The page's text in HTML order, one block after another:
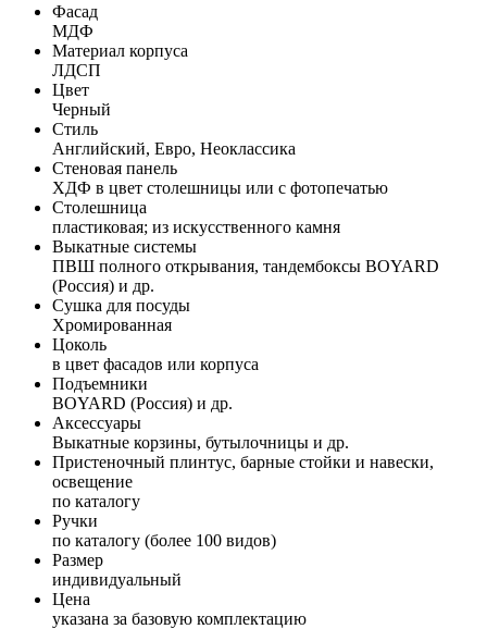
Фасад
МДФ
Материал корпуса
ЛДСП
Цвет
Черный
Стиль
Английский, Евро, Неоклассика
Стеновая панель
ХДФ в цвет столешницы или с фотопечатью
Столешница
пластиковая; из искусственного камня
Выкатные системы
ПВШ полного открывания, тандембоксы BOYARD
(Россия) и др.
Сушка для посуды
Хромированная
Цоколь
в цвет фасадов или корпуса
Подъемники
BOYARD (Россия) и др.
Аксессуары
Выкатные корзины, бутылочницы и др.
Пристеночный плинтус, барные стойки и навески,
освещение
по каталогу
Ручки
по каталогу (более 100 видов)
Размер
индивидуальный
Цена
указана за базовую комплектацию